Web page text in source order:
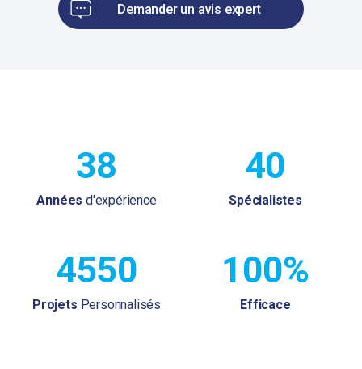
Demander un avis expert
38
Années d'expérience
40
Spécialistes
4550
Projets Personnalisés
100%
Efficace